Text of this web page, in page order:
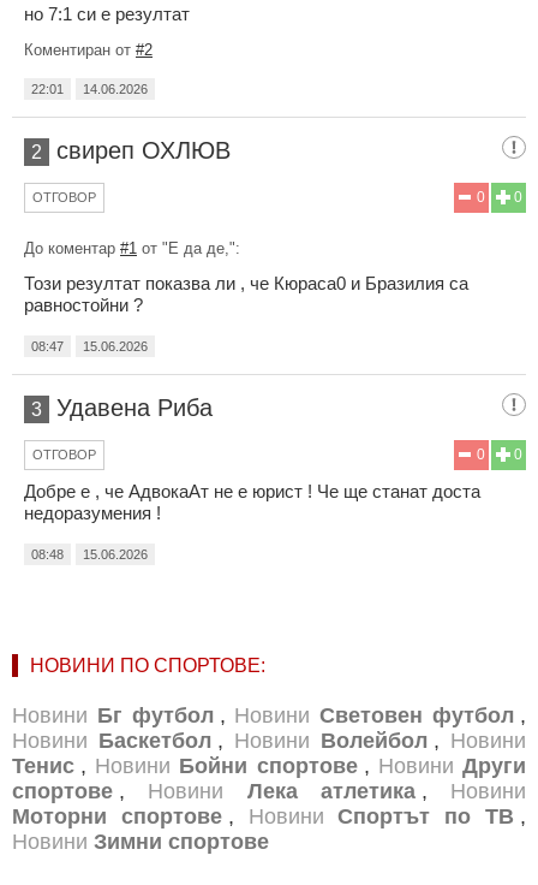
но 7:1 си е резултат
Коментиран от #2
22:01 14.06.2026
2 свиреп ОХЛЮВ
0
0
ОТГОВОР
До коментар #1 от "Е да де,":
Този резултат показва ли , че Кюраса0 и Бразилия са
равностойни ?
08:47 15.06.2026
3 Удавена Риба
0
0
ОТГОВОР
Добре е , че АдвокаАт не е юрист ! Че ще станат доста
недоразумения !
08:48 15.06.2026
НОВИНИ ПО СПОРТОВЕ:
Новини Бг футбол , Новини Световен футбол ,
Новини Баскетбол , Новини Волейбол , Новини
Тенис , Новини Бойни спортове , Новини Други
спортове , Новини Лека атлетика , Новини
Моторни спортове , Новини Спортът по ТВ ,
Новини Зимни спортове